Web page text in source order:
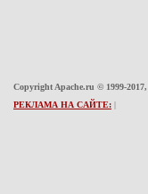
Copyright Apache.ru © 1999-
РЕКЛАМА НА САЙТЕ: |